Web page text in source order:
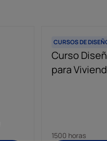
CURSOS DE
Curso
para
1500 horas